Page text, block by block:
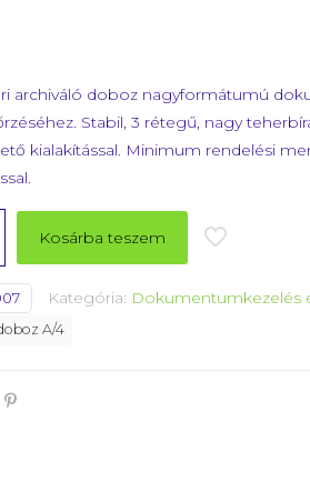
archiváló doboz nagyformátumú
Stabil, 3 rétegű, nagy
kialakítással. Minimum rendelési
Kosárba teszem
Kategória: Dokumentumkezelés
A/4